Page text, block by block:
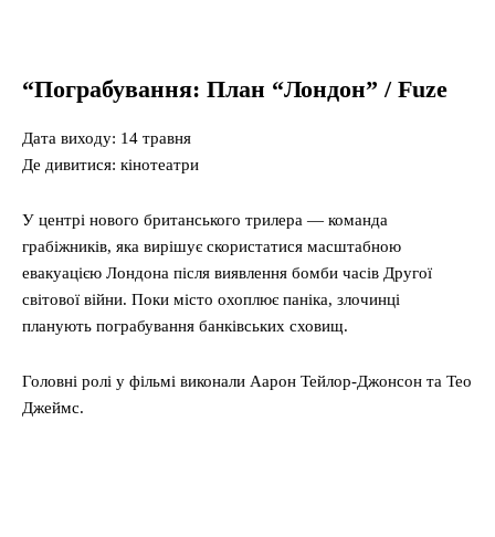
“Пограбування: План “Лондон” / Fuze
Дата виходу: 14 травня
Де дивитися: кінотеатри
У центрі нового британського трилера — команда
грабіжників, яка вирішує скористатися масштабною
евакуацією Лондона після виявлення бомби часів Другої
світової війни. Поки місто охоплює паніка, злочинці
планують пограбування банківських сховищ.
Головні ролі у фільмі виконали Аарон Тейлор-Джонсон та Тео
Джеймс.